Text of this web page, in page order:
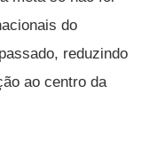
do
reduzindo
ao centro da